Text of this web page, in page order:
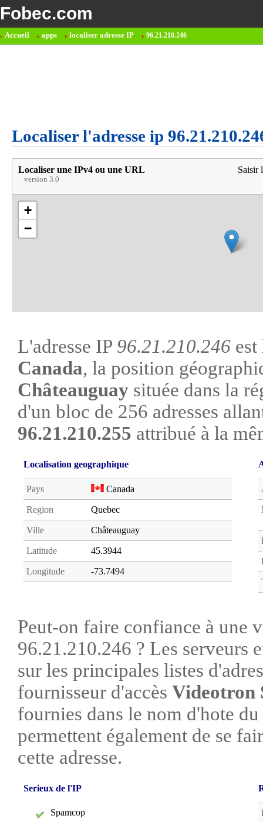
Fobec.com
Accueil apps localiser adresse IP 96.21.210.246
Localiser l'adresse ip
Localiser une IPv4 ou une URL
version 3.0
Saisir
+
−
L'adresse IP 96.21.210.246
Canada, la position
Châteauguay située dans la
d'un bloc de 256 adresses
96.21.210.255 attribué à la
Localisation geographique
Pays Canada
Region Quebec
Ville Châteauguay
Latitude 45.3944
Longitude -73.7494
Peut-on faire confiance à une
96.21.210.246 ? Les serveurs
sur les principales listes
fournisseur d'accès Videotron
fournies dans le nom d'hote
permettent également de se
cette adresse.
Serieux de l'IP
Spamcop